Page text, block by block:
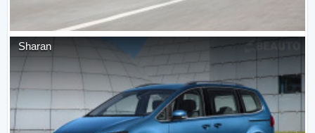
Sharan